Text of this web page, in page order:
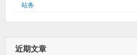
站务
近期文章